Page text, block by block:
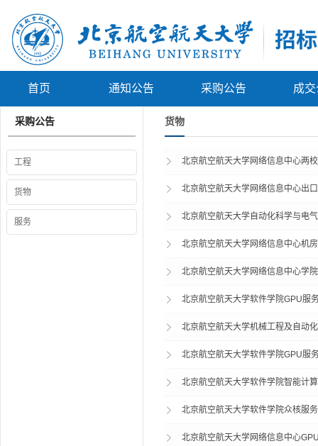
首页 通知公告 采购公告 成
采购公告
工程
货物
服务
货物
北京航空航天大学网络信息中心两
北京航空航天大学网络信息中心出
北京航空航天大学自动化科学与电
北京航空航天大学网络信息中心机
北京航空航天大学网络信息中心学
北京航空航天大学软件学院GPU服
北京航空航天大学机械工程及自动
北京航空航天大学软件学院GPU服
北京航空航天大学软件学院智能计
北京航空航天大学软件学院众核服
北京航空航天大学网络信息中心